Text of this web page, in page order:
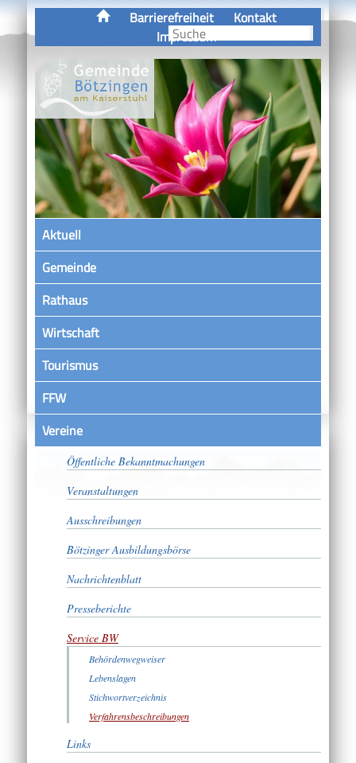
Barrierefreiheit
Kontakt
Impressum
Aktuell
Gemeinde
Rathaus
Wirtschaft
Tourismus
FFW
VereineSatzungen
Öffentliche Bekanntmachungen
Veranstaltungen
Ausschreibungen
Bötzinger Ausbildungsbörse
Nachrichtenblatt
Presseberichte
Service BW
Behördenwegweiser
Lebenslagen
Stichwortverzeichnis
Verfahrensbeschreibungen
Links